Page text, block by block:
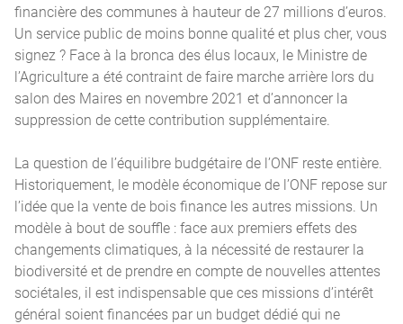
financière des communes à hauteur de 27 millions d’euros.
Un service public de moins bonne qualité et plus cher, vous
signez ? Face à la bronca des élus locaux, le Ministre de
l’Agriculture a été contraint de faire marche arrière lors du
salon des Maires en novembre 2021 et d’annoncer la
suppression de cette contribution supplémentaire.
La question de l’équilibre budgétaire de l’ONF reste entière.
Historiquement, le modèle économique de l’ONF repose sur
l’idée que la vente de bois finance les autres missions. Un
modèle à bout de souffle : face aux premiers effets des
changements climatiques, à la nécessité de restaurer la
biodiversité et de prendre en compte de nouvelles attentes
sociétales, il est indispensable que ces missions d’intérêt
général soient financées par un budget dédié qui ne